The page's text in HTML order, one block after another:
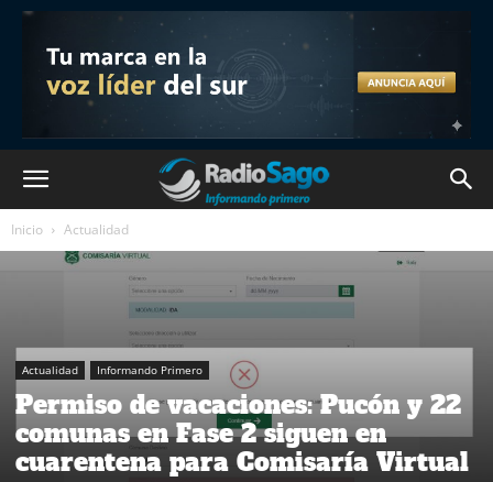
Inicio Actualidad
Actualidad Informando Primero
Permiso de vacaciones: Pucón y 22
comunas en Fase 2 siguen en
cuarentena para Comisaría Virtual